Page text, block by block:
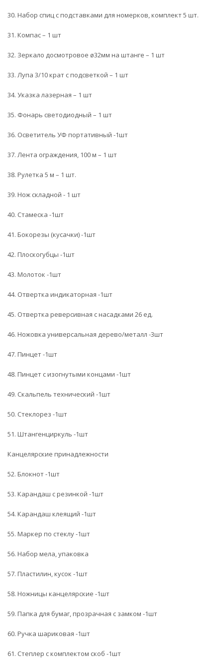
30. Набор спиц с подставками для номерков, комплект 5 шт.
31. Компас – 1 шт
32. Зеркало досмотровое ø32мм на штанге – 1 шт
33. Лупа 3/10 крат с подсветкой – 1 шт
34. Указка лазерная – 1 шт
35. Фонарь светодиодный – 1 шт
36. Осветитель УФ портативный -1шт
37. Лента ограждения, 100 м – 1 шт
38. Рулетка 5 м – 1 шт.
39. Нож складной - 1 шт
40. Стамеска -1шт
41. Бокорезы (кусачки) -1шт
42. Плоскогубцы -1шт
43. Молоток -1шт
44. Отвертка индикаторная -1шт
45. Отвертка реверсивная с насадками 26 ед.
46. Ножовка универсальная дерево/металл -3шт
47. Пинцет -1шт
48. Пинцет с изогнутыми концами -1шт
49. Скальпель технический -1шт
50. Стеклорез -1шт
51. Штангенциркуль -1шт
Канцелярские принадлежности
52. Блокнот -1шт
53. Карандаш с резинкой -1шт
54. Карандаш клеящий -1шт
55. Маркер по стеклу -1шт
56. Набор мела, упаковка
57. Пластилин, кусок -1шт
58. Ножницы канцелярские -1шт
59. Папка для бумаг, прозрачная с замком -1шт
60. Ручка шариковая -1шт
61. Степлер с комплектом скоб -1шт